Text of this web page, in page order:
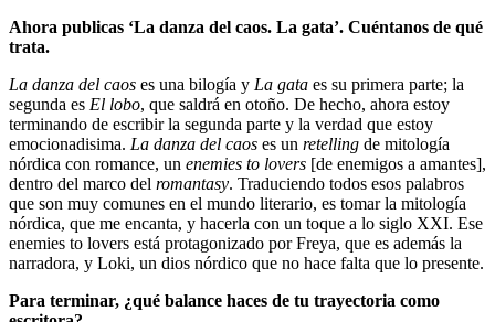
Ahora publicas ‘La danza del caos. La gata’. Cuéntanos de qué
trata.
La danza del caos es una bilogía y La gata es su primera parte; la
segunda es El lobo, que saldrá en otoño. De hecho, ahora estoy
terminando de escribir la segunda parte y la verdad que estoy
emocionadisima. La danza del caos es un retelling de mitología
nórdica con romance, un enemies to lovers [de enemigos a amantes],
dentro del marco del romantasy. Traduciendo todos esos palabros
que son muy comunes en el mundo literario, es tomar la mitología
nórdica, que me encanta, y hacerla con un toque a lo siglo XXI. Ese
enemies to lovers está protagonizado por Freya, que es además la
narradora, y Loki, un dios nórdico que no hace falta que lo presente.
Para terminar, ¿qué balance haces de tu trayectoria como